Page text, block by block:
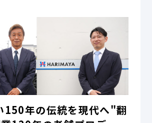
150年の伝統を現代へ"翻